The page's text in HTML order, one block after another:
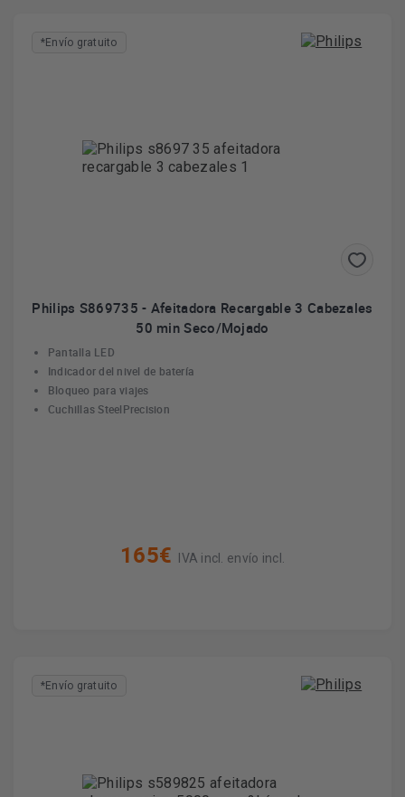
*Envío gratuito
Philips S869735 - Afeitadora Recargable 3 Cabezales
50 min Seco/Mojado
Pantalla LED
Indicador del nivel de batería
Bloqueo para viajes
Cuchillas SteelPrecision
165€ IVA incl. envío incl.
*Envío gratuito